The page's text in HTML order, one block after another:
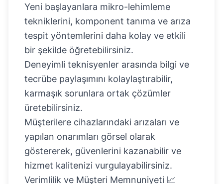
Yeni başlayanlara mikro-lehimleme
tekniklerini, komponent tanıma ve arıza
tespit yöntemlerini daha kolay ve etkili
bir şekilde öğretebilirsiniz.
Deneyimli teknisyenler arasında bilgi ve
tecrübe paylaşımını kolaylaştırabilir,
karmaşık sorunlara ortak çözümler
üretebilirsiniz.
Müşterilere cihazlarındaki arızaları ve
yapılan onarımları görsel olarak
göstererek, güvenlerini kazanabilir ve
hizmet kalitenizi vurgulayabilirsiniz.
Verimlilik ve Müşteri Memnuniyeti 📈